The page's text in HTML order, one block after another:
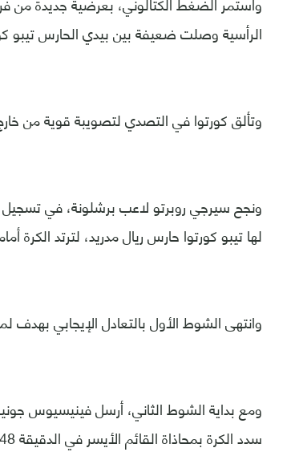
الرأسية وصلت ضعيفة بين بيدي الحارس تيبو
وتألق كورتوا في التصدي لتصويبة قوية من خارج
لها تيبو كورتوا حارس ريال مدريد، لترتد
وانتهى الشوط الأول بالتعادل الإيجابي بهدف
ومع بداية الشوط الثاني، أرسل فينيسيوس
سدد الكرة بمحاذاة القائم الأيسر في الدقيقة 48.